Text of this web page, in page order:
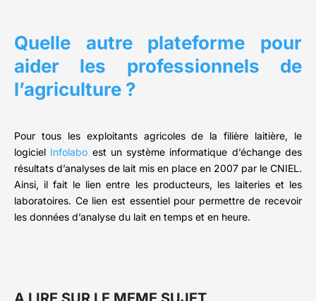
Quelle autre plateforme pour
aider les professionnels de
l’agriculture ?
Pour tous les exploitants agricoles de la filière laitière, le
logiciel Infolabo est un système informatique d’échange des
résultats d’analyses de lait mis en place en 2007 par le CNIEL.
Ainsi, il fait le lien entre les producteurs, les laiteries et les
laboratoires. Ce lien est essentiel pour permettre de recevoir
les données d’analyse du lait en temps et en heure.